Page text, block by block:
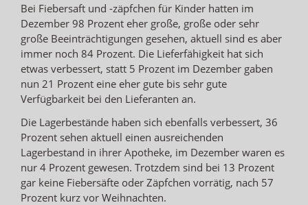
Bei Fiebersaft und -zäpfchen für Kinder hatten im
Dezember 98 Prozent eher große, große oder sehr
große Beeinträchtigungen gesehen, aktuell sind es aber
immer noch 84 Prozent. Die Lieferfähigkeit hat sich
etwas verbessert, statt 5 Prozent im Dezember gaben
nun 21 Prozent eine eher gute bis sehr gute
Verfügbarkeit bei den Lieferanten an.
Die Lagerbestände haben sich ebenfalls verbessert, 36
Prozent sehen aktuell einen ausreichenden
Lagerbestand in ihrer Apotheke, im Dezember waren es
nur 4 Prozent gewesen. Trotzdem sind bei 13 Prozent
gar keine Fiebersäfte oder Zäpfchen vorrätig, nach 57
Prozent kurz vor Weihnachten.